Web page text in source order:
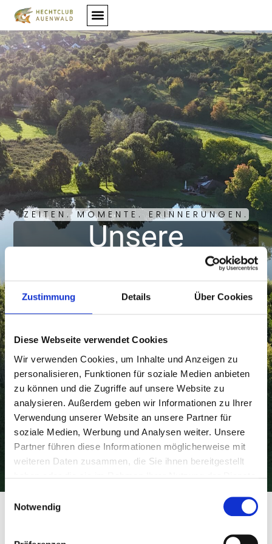
Zustimmung Details Über Cookies
Diese Webseite verwendet Cookies
Wir verwenden Cookies, um Inhalte und Anzeigen zu
personalisieren, Funktionen für soziale Medien anbieten
zu können und die Zugriffe auf unsere Website zu
analysieren. Außerdem geben wir Informationen zu Ihrer
Verwendung unserer Website an unsere Partner für
soziale Medien, Werbung und Analysen weiter. Unsere
Partner führen diese Informationen möglicherweise mit
weiteren Daten zusammen, die Sie ihnen bereitgestellt
Einwilligungsauswahl
Notwendig
ZEITEN. MOMENTE. ERINNERUNGEN.
Unsere
Bildergalerie
Sie haben Bilder für unsere Galerie? Wir würden uns sehr